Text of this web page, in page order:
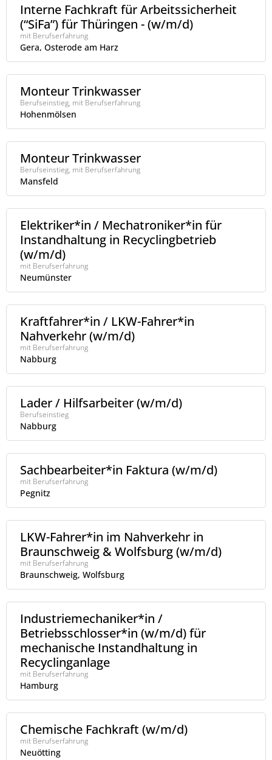
Interne Fachkraft für Arbeitssicherheit
(“SiFa”) für Thüringen - (w/m/d)
mit Berufserfahrung
Gera, Osterode am Harz
Monteur Trinkwasser
Berufseinstieg, mit Berufserfahrung
Hohenmölsen
Monteur Trinkwasser
Berufseinstieg, mit Berufserfahrung
Mansfeld
Elektriker*in / Mechatroniker*in für
Instandhaltung in Recyclingbetrieb
(w/m/d)
mit Berufserfahrung
Neumünster
Kraftfahrer*in / LKW-Fahrer*in
Nahverkehr (w/m/d)
mit Berufserfahrung
Nabburg
Lader / Hilfsarbeiter (w/m/d)
Berufseinstieg
Nabburg
Sachbearbeiter*in Faktura (w/m/d)
mit Berufserfahrung
Pegnitz
LKW-Fahrer*in im Nahverkehr in
Braunschweig & Wolfsburg (w/m/d)
mit Berufserfahrung
Braunschweig, Wolfsburg
Industriemechaniker*in /
Betriebsschlosser*in (w/m/d) für
mechanische Instandhaltung in
Recyclinganlage
mit Berufserfahrung
Hamburg
Chemische Fachkraft (w/m/d)
mit Berufserfahrung
Neuötting